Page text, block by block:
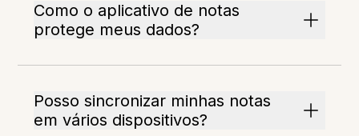
Como o aplicativo de notas
protege meus dados?
Posso sincronizar minhas notas
em vários dispositivos?